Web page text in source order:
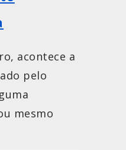
acontece a
pelo
mesmo